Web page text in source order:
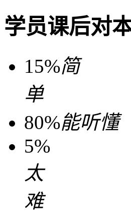
学员课后对
15%简
单
80%能听懂
5%
太
难